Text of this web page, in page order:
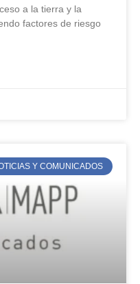
a la tierra y la
factores de riesgo
Y COMUNICADOS